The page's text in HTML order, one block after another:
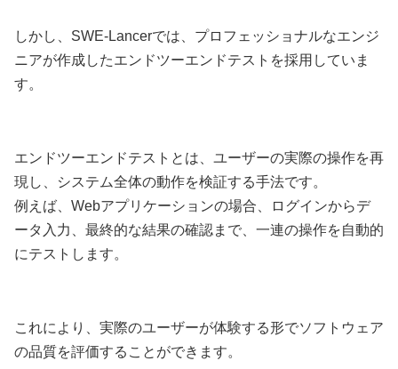
しかし、SWE-Lancerでは、プロフェッショナルなエンジ
ニアが作成したエンドツーエンドテストを採用していま
す。
エンドツーエンドテストとは、ユーザーの実際の操作を再
現し、システム全体の動作を検証する手法です。
例えば、Webアプリケーションの場合、ログインからデ
ータ入力、最終的な結果の確認まで、一連の操作を自動的
にテストします。
これにより、実際のユーザーが体験する形でソフトウェア
の品質を評価することができます。